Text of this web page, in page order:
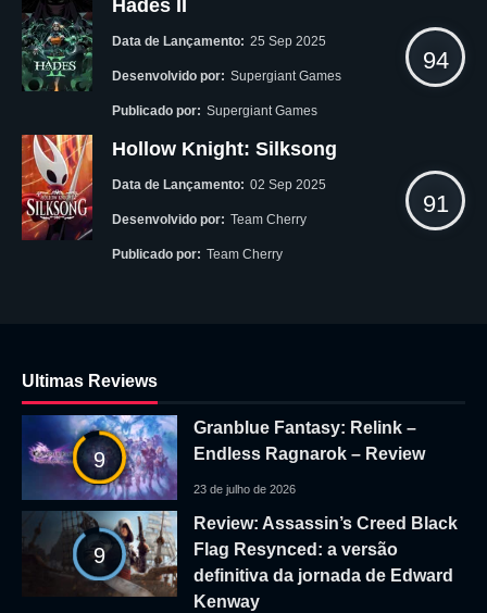
Hades II
Data de Lançamento: 25 Sep 2025
Desenvolvido por: Supergiant Games
Publicado por: Supergiant Games
94
Hollow Knight: Silksong
Data de Lançamento: 02 Sep 2025
Desenvolvido por: Team Cherry
Publicado por: Team Cherry
91
Ultimas Reviews
9
Granblue Fantasy: Relink –
Endless Ragnarok – Review
23 de julho de 2026
9
Review: Assassin’s Creed Black
Flag Resynced: a versão
definitiva da jornada de Edward
Kenway